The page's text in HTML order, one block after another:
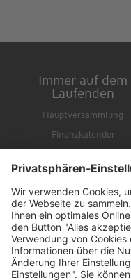
Immer auf dem
Laufenden
Hauptversammlung
Finanzkalender